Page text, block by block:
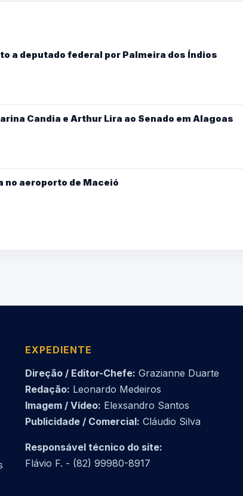
a deputado federal por Palmeira dos Índios
Candia e Arthur Lira ao Senado em Alagoas
no aeroporto de Maceió
EXPEDIENTE
Direção / Editor-Chefe: Grazianne Duarte
Redação: Leonardo Medeiros
Imagem / Vídeo: Elexsandro Santos
Publicidade / Comercial: Cláudio Silva
Responsável técnico do site:
Flávio F. - (82) 99980-8917